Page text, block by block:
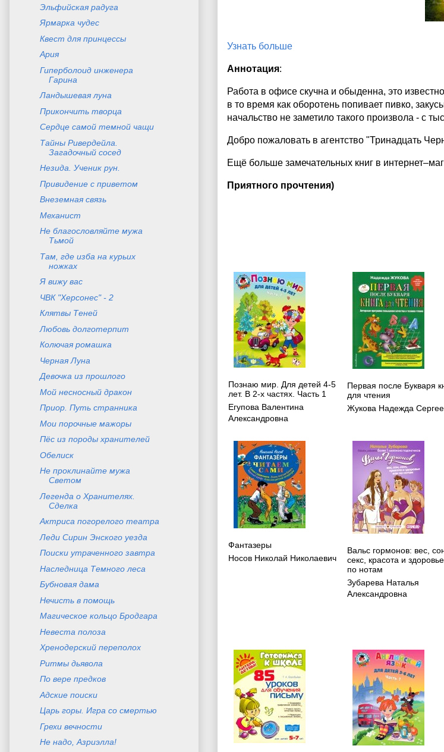
Узнать больше
Аннотация:
Работа в офисе скучна и обыденна, это
в то время как оборотень попивает пивко,
начальство не заметило такого произвола - с
Добро пожаловать в агентство "Тринадцать
Ещё больше замечательных книг в
Приятного прочтения)
Познаю мир. Для детей 4-5
лет. В 2-х частях. Часть 1
Егупова Валентина
Александровна
Первая после Букваря
для чтения
Жукова Надежда
Фантазеры
Носов Николай Николаевич
Вальс гормонов: вес,
секс, красота и
по нотам
Зубарева Наталья
Александровна
Эльфийская радуга
Ярмарка чудес
Квест для принцессы
Ария
Гиперболоид инженера
Гарина
Ландышевая луна
Прикончить творца
Сердце самой темной чащи
Тайны Ривердейла.
Загадочный сосед
Незида. Ученик рун.
Привидение с приветом
Внеземная связь
Механист
Не благословляйте мужа
Тьмой
Там, где изба на курьих
ножках
Я вижу вас
ЧВК "Херсонес" - 2
Клятвы Теней
Любовь долготерпит
Колючая ромашка
Черная Луна
Девочка из прошлого
Мой несносный дракон
Приор. Путь странника
Мои порочные мажоры
Пёс из породы хранителей
Обелиск
Не проклинайте мужа
Светом
Легенда о Хранителях.
Сделка
Актриса погорелого театра
Леди Сирин Энского уезда
Поиски утраченного завтра
Наследница Темного леса
Бубновая дама
Нечисть в помощь
Магическое кольцо Бродгара
Невеста полоза
Хренодерский переполох
Ритмы дьявола
По вере предков
Адские поиски
Царь горы. Игра со смертью
Грехи вечности
Не надо, Азриэлла!